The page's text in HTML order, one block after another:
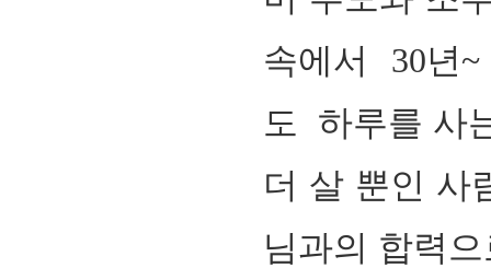
속에서 30년
도 하루를 사
더 살 뿐인 사
님과의 합력